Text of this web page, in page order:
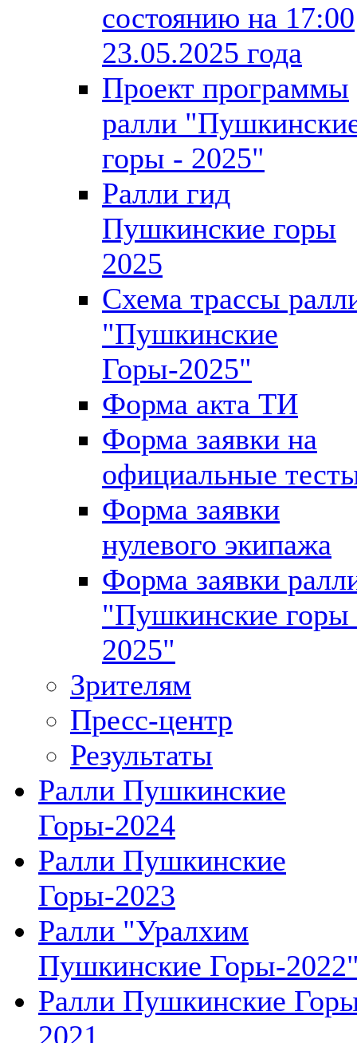
состоянию на 17:00
23.05.2025 года
Проект программы
ралли
горы - 2025"
Ралли гид
Пушкинские горы
2025
Схема трассы
"Пушкинские
Горы-2025"
Форма акта ТИ
Форма заявки на
официальные
Форма заявки
нулевого экипажа
Форма заявки
"Пушкинские горы
2025"
Зрителям
Пресс-центр
Результаты
Ралли Пушкинские
Горы-2024
Ралли Пушкинские
Горы-2023
Ралли "Уралхим
Пушкинские Горы-
Ралли Пушкинские
2021